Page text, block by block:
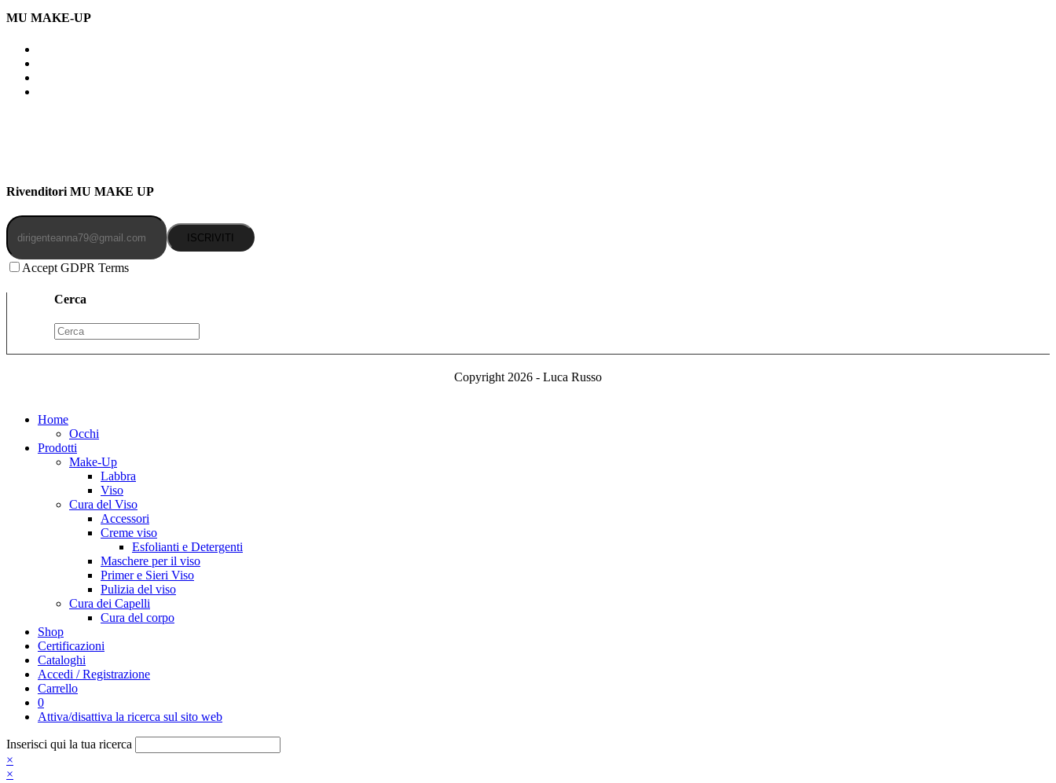
MU MAKE-UP
Rivenditori MU MAKE UP
ISCRIVITI
Accept GDPR Terms
Cerca
Copyright 2026 - Luca Russo
Home
Occhi
Prodotti
Make-Up
Labbra
Viso
Cura del Viso
Accessori
Creme viso
Esfolianti e Detergenti
Maschere per il viso
Primer e Sieri Viso
Pulizia del viso
Cura dei Capelli
Cura del corpo
Shop
Certificazioni
Cataloghi
Accedi / Registrazione
Carrello
0
Attiva/disattiva la ricerca sul sito web
Inserisci qui la tua ricerca
×
×